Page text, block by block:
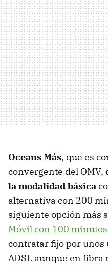
Oceans Más, que es
convergente del OMV,
la modalidad básica
alternativa con 200
siguiente opción más
Móvil con 100 minutos
contratar fijo por unos
ADSL aunque en